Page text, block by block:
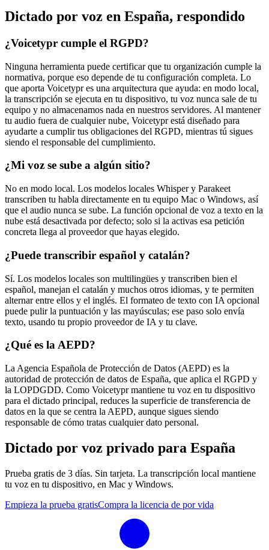
Dictado por voz en España, respondido
¿Voicetypr cumple el RGPD?
Ninguna herramienta puede certificar que tu organización cumple la
normativa, porque eso depende de tu configuración completa. Lo
que aporta Voicetypr es una arquitectura que ayuda: en modo local,
la transcripción se ejecuta en tu dispositivo, tu voz nunca sale de tu
equipo y no almacenamos nada en nuestros servidores. Al mantener
tu audio fuera de cualquier nube, Voicetypr está diseñado para
ayudarte a cumplir tus obligaciones del RGPD, mientras tú sigues
siendo el responsable del cumplimiento.
¿Mi voz se sube a algún sitio?
No en modo local. Los modelos locales Whisper y Parakeet
transcriben tu habla directamente en tu equipo Mac o Windows, así
que el audio nunca se sube. La función opcional de voz a texto en la
nube está desactivada por defecto; solo si la activas esa petición
concreta llega al proveedor que hayas elegido.
¿Puede transcribir español y catalán?
Sí. Los modelos locales son multilingües y transcriben bien el
español, manejan el catalán y muchos otros idiomas, y te permiten
alternar entre ellos y el inglés. El formateo de texto con IA opcional
puede pulir la puntuación y las mayúsculas; ese paso solo envía
texto, usando tu propio proveedor de IA y tu clave.
¿Qué es la AEPD?
La Agencia Española de Protección de Datos (AEPD) es la
autoridad de protección de datos de España, que aplica el RGPD y
la LOPDGDD. Como Voicetypr mantiene tu voz en tu dispositivo
para el dictado principal, reduces la superficie de transferencia de
datos en la que se centra la AEPD, aunque sigues siendo
responsable de cómo tratas cualquier dato personal.
Dictado por voz privado para España
Prueba gratis de 3 días. Sin tarjeta. La transcripción local mantiene
tu voz en tu dispositivo, en Mac y Windows.
Empieza la prueba gratisCompra la licencia de por vida